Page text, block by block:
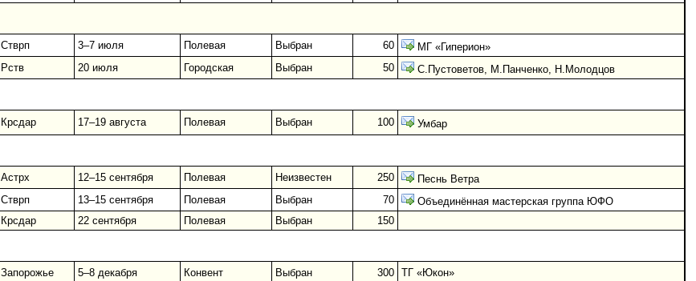
Стврп 3–7 июля Полевая Выбран 60 МГ «Гиперион»
Рств 20 июля Городская Выбран 50 С.Пустоветов, М.Панченко, Н.Молодцов
Крсдар 17–19 августа Полевая Выбран 100 Умбар
Астрх 12–15 сентября Полевая Неизвестен 250 Песнь Ветра
Стврп 13–15 сентября Полевая Выбран 70 Объединённая мастерская группа ЮФО
Крсдар 22 сентября Полевая Выбран 150
Запорожье 5–8 декабря Конвент Выбран 300 ТГ «Юкон»